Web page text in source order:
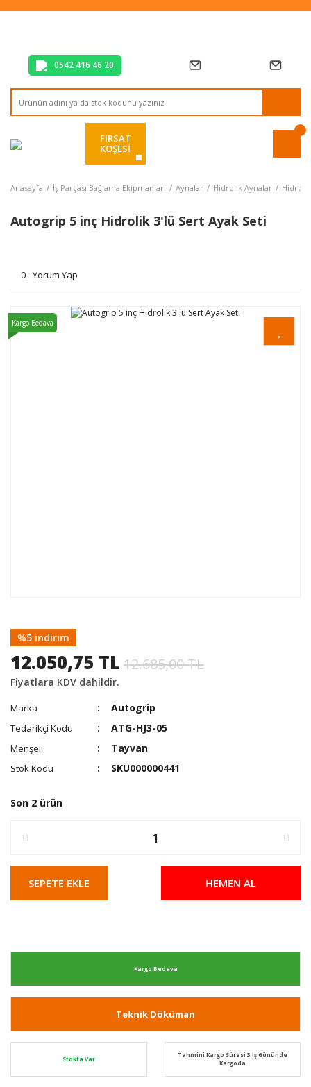
Tüm Alışverişlerde Vade Farksız 2 Taksit!
0542 416 46 20
FIRSAT
KÖŞESİ
Anasayfa İş Parçası Bağlama Ekipmanları Aynalar Hidrolik Aynalar
Autogrip 5 inç Hidrolik 3'lü Sert Ayak Seti
0 - Yorum Yap
Kargo Bedava
%5 indirim
12.050,75 TL 12.685,00 TL
Fiyatlara KDV dahildir.
Marka Autogrip
Tedarikçi Kodu ATG-HJ3-05
Menşei Tayvan
Stok Kodu SKU000000441
Son 2 ürün
SEPETE EKLE HEMEN AL
Kargo Bedava
Teknik Döküman
Stokta Var
Tahmini Kargo Süresi 3 İş Gününde
Kargoda